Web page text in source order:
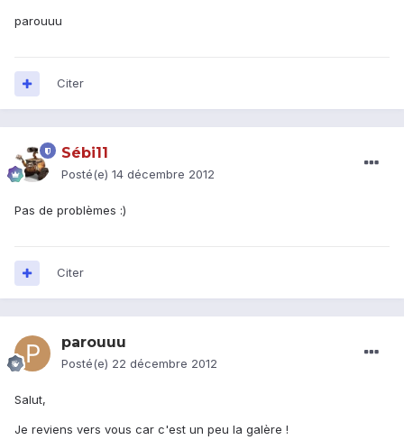
parouuu
Citer
Sébi11
Posté(e) 14 décembre 2012
Pas de problèmes :)
Citer
parouuu
Posté(e) 22 décembre 2012
Salut,
Je reviens vers vous car c'est un peu la galère !